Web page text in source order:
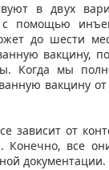
в двух
с помощью
до шести
вакцину,
Когда мы
вакцину
зависит от
Конечно, все
документации.